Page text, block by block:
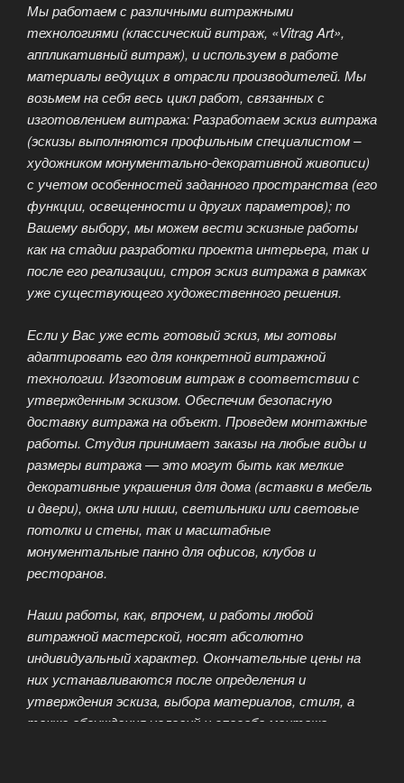
Мы работаем с различными витражными
технологиями (классический витраж, «Vitrag Art»,
аппликативный витраж), и используем в работе
материалы ведущих в отрасли производителей. Мы
возьмем на себя весь цикл работ, связанных с
изготовлением витража: Разработаем эскиз витража
(эскизы выполняются профильным специалистом –
художником монументально-декоративной живописи)
с учетом особенностей заданного пространства (его
функции, освещенности и других параметров); по
Вашему выбору, мы можем вести эскизные работы
как на стадии разработки проекта интерьера, так и
после его реализации, строя эскиз витража в рамках
уже существующего художественного решения.
Если у Вас уже есть готовый эскиз, мы готовы
адаптировать его для конкретной витражной
технологии. Изготовим витраж в соответствии с
утвержденным эскизом. Обеспечим безопасную
доставку витража на объект. Проведем монтажные
работы. Студия принимает заказы на любые виды и
размеры витража — это могут быть как мелкие
декоративные украшения для дома (вставки в мебель
и двери), окна или ниши, светильники или световые
потолки и стены, так и масштабные
монументальные панно для офисов, клубов и
ресторанов.
Наши работы, как, впрочем, и работы любой
витражной мастерской, носят абсолютно
индивидуальный характер. Окончательные цены на
них устанавливаются после определения и
утверждения эскиза, выбора материалов, стиля, а
также обсуждения условий и способа монтажа